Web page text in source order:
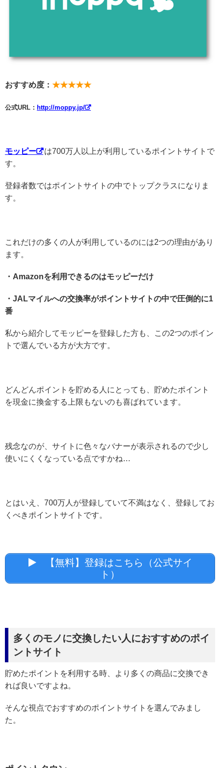
おすすめ度： ★★★★★
公式URL： http://moppy.jp/
モッピー
は700万人以上が利用しているポイントサイトで
す。
登録者数ではポイントサイトの中でトップクラスになりま
す。
これだけの多くの人が利用しているのには2つの理由があり
ます。
・Amazonを利用できるのはモッピーだけ
・JALマイルへの交換率がポイントサイトの中で圧倒的に1
番
私から紹介してモッピーを登録した方も、この2つのポイン
トで選んでいる方が大方です。
どんどんポイントを貯める人にとっても、貯めたポイント
を現金に換金する上限もないのも喜ばれています。
残念なのが、サイトに色々なバナーが表示されるので少し
使いにくくなっている点ですかね…
とはいえ、700万人が登録していて不満はなく、登録してお
くべきポイントサイトです。
【無料】登録はこちら（公式サイ
ト）
多くのモノに交換したい人におすすめのポイ
ントサイト
貯めたポイントを利用する時、より多くの商品に交換でき
れば良いですよね。
そんな視点でおすすめのポイントサイトを選んでみまし
た。